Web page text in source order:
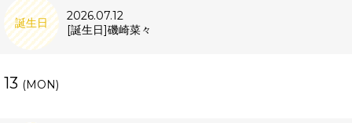
誕生日
2026.07.12
[誕生日]磯崎菜々
13 (MON)